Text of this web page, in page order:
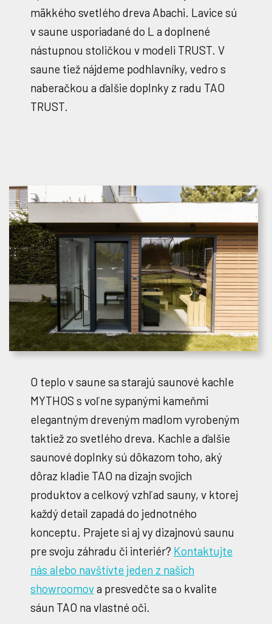
mäkkého svetlého dreva Abachi. Lavice sú
v saune usporiadané do L a doplnené
nástupnou stoličkou v modeli TRUST. V
saune tiež nájdeme podhlavníky, vedro s
naberačkou a ďalšie doplnky z radu TAO
TRUST.
O teplo v saune sa starajú saunové kachle
MYTHOS s voľne sypanými kameňmi
elegantným dreveným madlom vyrobeným
taktiež zo svetlého dreva. Kachle a ďalšie
saunové doplnky sú dôkazom toho, aký
dôraz kladie TAO na dizajn svojich
produktov a celkový vzhľad sauny, v ktorej
každý detail zapadá do jednotného
konceptu. Prajete si aj vy dizajnovú saunu
pre svoju záhradu či interiér? Kontaktujte
nás alebo navštívte jeden z našich
showroomova presvedčte sa o kvalite
sáun TAO na vlastné oči.